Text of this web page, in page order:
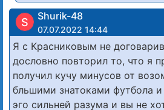
S Shurik-48
07.07.2022 14:44
Я с Красниковым не
дословно повторил то, что я
получил кучу минусов от
бльшими знатоками футбола
эго сильней разума и вы не